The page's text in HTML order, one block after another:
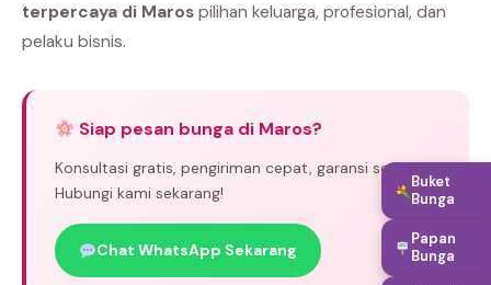
terpercaya di Maros pilihan keluarga, profesional, dan
pelaku bisnis.
Siap pesan bunga di Maros?
Konsultasi gratis, pengiriman cepat, garansi segar.
Hubungi kami sekarang!
Chat WhatsApp Sekarang
Buket
Bunga
Papan
Bunga